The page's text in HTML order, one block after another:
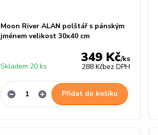
Moon River ALAN polštář s pánským
jménem velikost 30x40 cm
349 Kč/ks
288 Kčbez DPH
Skladem 20 ks
Přidat do košíku